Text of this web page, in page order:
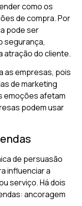
como os
de compra. Por
pode ser
segurança,
atração do cliente.
as empresas, pois
de marketing
emoções afetam
podem usar
de persuasão
influenciar a
serviço. Há dois
ancoragem